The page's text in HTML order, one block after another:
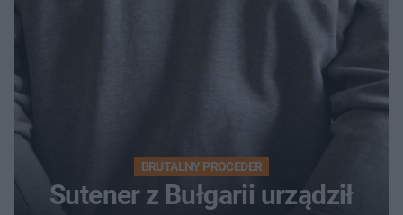
BRUTALNY PROCEDER
Sutener z Bułgarii urządził